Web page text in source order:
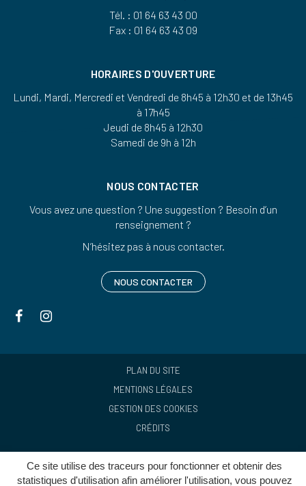
Ce site utilise des traceurs pour fonctionner et obtenir des
statistiques d'utilisation afin améliorer l'utilisation, vous pouvez
Tél. : 01 64 63 43 00
Fax : 01 64 63 43 09
HORAIRES D'OUVERTURE
Lundi, Mardi, Mercredi et Vendredi de 8h45 à 12h30 et de 13h45
à 17h45
Jeudi de 8h45 à 12h30
Samedi de 9h à 12h
NOUS CONTACTER
Vous avez une question ? Une suggestion ? Besoin d’un
renseignement ?
N’hésitez pas à nous contacter.
NOUS CONTACTER
Lien
le
le
PLAN DU SITE
MENTIONS LÉGALES
GESTION DES COOKIES
CRÉDITS